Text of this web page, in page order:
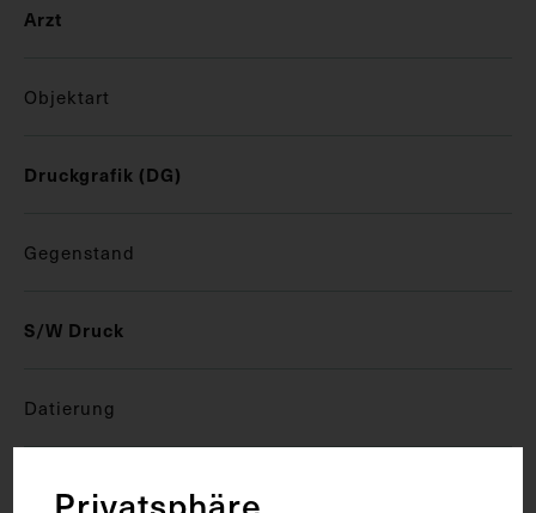
Arzt
Objektart
Druckgrafik (DG)
Gegenstand
S/W Druck
Datierung